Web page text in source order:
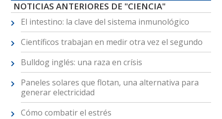
NOTICIAS ANTERIORES DE "CIENCIA"
El intestino: la clave del sistema inmunológico
Científicos trabajan en medir otra vez el segundo
Bulldog inglés: una raza en crísis
Paneles solares que flotan, una alternativa para
generar electricidad
Cómo combatir el estrés